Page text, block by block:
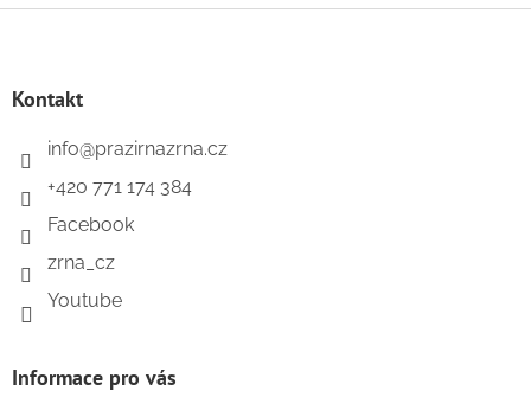
Kontakt
info@prazirnazrna.cz
+420 771 174 384
Facebook
zrna_cz
Youtube
Informace pro vás